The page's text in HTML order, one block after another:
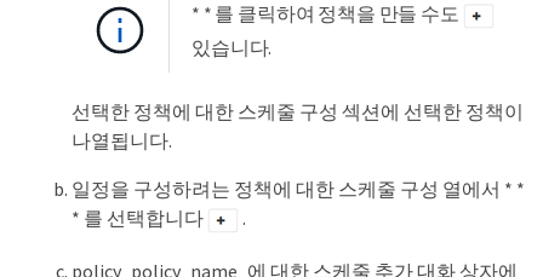
* * 를 클릭하여 정책을 만들 수도
있습니다.
선택한 정책에 대한 스케줄 구성 섹션에 선택한 정책이
나열됩니다.
일정을 구성하려는 정책에 대한 스케줄 구성 열에서 * *
* 를 선택합니다
.
policy_policy_name_에 대한 스케줄 추가 대화 상자에